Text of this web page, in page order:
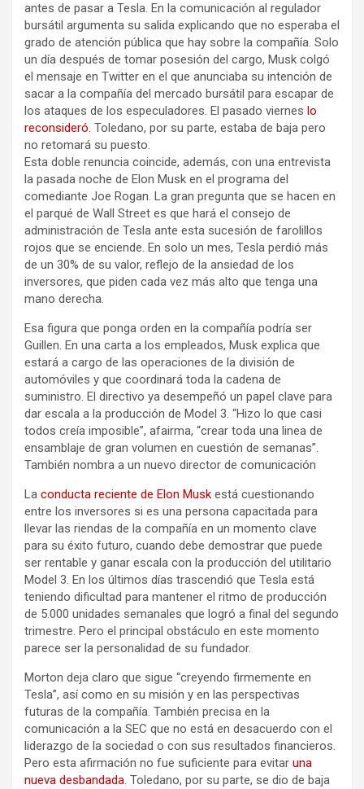
antes de pasar a Tesla. En la comunicación al regulador
bursátil argumenta su salida explicando que no esperaba el
grado de atención pública que hay sobre la compañía. Solo
un día después de tomar posesión del cargo, Musk colgó
el mensaje en Twitter en el que anunciaba su intención de
sacar a la compañía del mercado bursátil para escapar de
los ataques de los especuladores. El pasado viernes lo
reconsideró. Toledano, por su parte, estaba de baja pero
no retomará su puesto.
Esta doble renuncia coincide, además, con una entrevista
la pasada noche de Elon Musk en el programa del
comediante Joe Rogan. La gran pregunta que se hacen en
el parqué de Wall Street es que hará el consejo de
administración de Tesla ante esta sucesión de farolillos
rojos que se enciende. En solo un mes, Tesla perdió más
de un 30% de su valor, reflejo de la ansiedad de los
inversores, que piden cada vez más alto que tenga una
mano derecha.
Esa figura que ponga orden en la compañía podría ser
Guillen. En una carta a los empleados, Musk explica que
estará a cargo de las operaciones de la división de
automóviles y que coordinará toda la cadena de
suministro. El directivo ya desempeñó un papel clave para
dar escala a la producción de Model 3. “Hizo lo que casi
todos creía imposible”, afairma, “crear toda una linea de
ensamblaje de gran volumen en cuestión de semanas”.
También nombra a un nuevo director de comunicación
La conducta reciente de Elon Musk está cuestionando
entre los inversores si es una persona capacitada para
llevar las riendas de la compañía en un momento clave
para su éxito futuro, cuando debe demostrar que puede
ser rentable y ganar escala con la producción del utilitario
Model 3. En los últimos días trascendió que Tesla está
teniendo dificultad para mantener el ritmo de producción
de 5.000 unidades semanales que logró a final del segundo
trimestre. Pero el principal obstáculo en este momento
parece ser la personalidad de su fundador.
Morton deja claro que sigue “creyendo firmemente en
Tesla”, así como en su misión y en las perspectivas
futuras de la compañía. También precisa en la
comunicación a la SEC que no está en desacuerdo con el
liderazgo de la sociedad o con sus resultados financieros.
Pero esta afirmación no fue suficiente para evitar una
nueva desbandada. Toledano, por su parte, se dio de baja